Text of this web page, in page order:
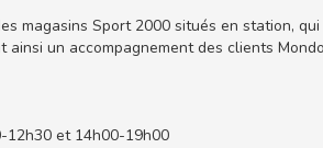
magasins Sport 2000 situés en station,
un accompagnement des clients
12h30 et 14h00-19h00